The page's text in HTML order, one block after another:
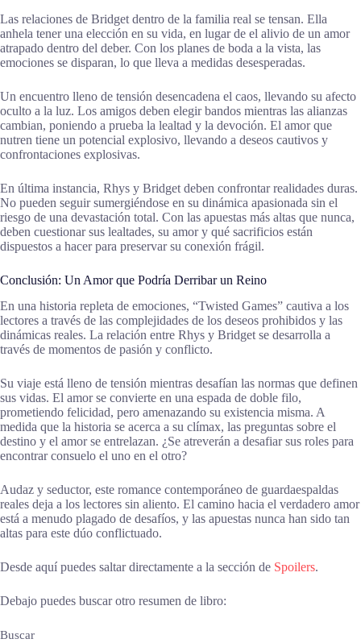
Las relaciones de Bridget dentro de la familia real se tensan. Ella
anhela tener una elección en su vida, en lugar de el alivio de un amor
atrapado dentro del deber. Con los planes de boda a la vista, las
emociones se disparan, lo que lleva a medidas desesperadas.
Un encuentro lleno de tensión desencadena el caos, llevando su afecto
oculto a la luz. Los amigos deben elegir bandos mientras las alianzas
cambian, poniendo a prueba la lealtad y la devoción. El amor que
nutren tiene un potencial explosivo, llevando a deseos cautivos y
confrontaciones explosivas.
En última instancia, Rhys y Bridget deben confrontar realidades duras.
No pueden seguir sumergiéndose en su dinámica apasionada sin el
riesgo de una devastación total. Con las apuestas más altas que nunca,
deben cuestionar sus lealtades, su amor y qué sacrificios están
dispuestos a hacer para preservar su conexión frágil.
Conclusión: Un Amor que Podría Derribar un Reino
En una historia repleta de emociones, “Twisted Games” cautiva a los
lectores a través de las complejidades de los deseos prohibidos y las
dinámicas reales. La relación entre Rhys y Bridget se desarrolla a
través de momentos de pasión y conflicto.
Su viaje está lleno de tensión mientras desafían las normas que definen
sus vidas. El amor se convierte en una espada de doble filo,
prometiendo felicidad, pero amenazando su existencia misma. A
medida que la historia se acerca a su clímax, las preguntas sobre el
destino y el amor se entrelazan. ¿Se atreverán a desafiar sus roles para
encontrar consuelo el uno en el otro?
Audaz y seductor, este romance contemporáneo de guardaespaldas
reales deja a los lectores sin aliento. El camino hacia el verdadero amor
está a menudo plagado de desafíos, y las apuestas nunca han sido tan
altas para este dúo conflictuado.
Desde aquí puedes saltar directamente a la sección de Spoilers.
Debajo puedes buscar otro resumen de libro:
Buscar